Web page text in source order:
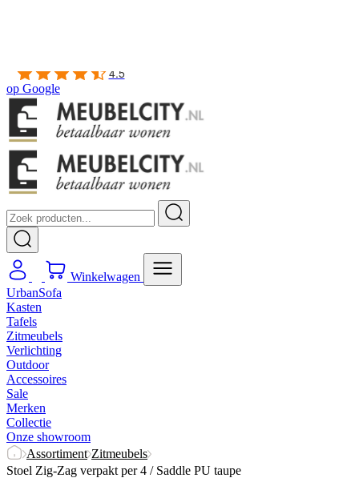
4.5
op Google
Winkelwagen
UrbanSofa
Kasten
Tafels
Zitmeubels
Verlichting
Outdoor
Accessoires
Sale
Merken
Collectie
Onze showroom
Assortiment Zitmeubels
Stoel Zig-Zag verpakt per 4 / Saddle PU taupe